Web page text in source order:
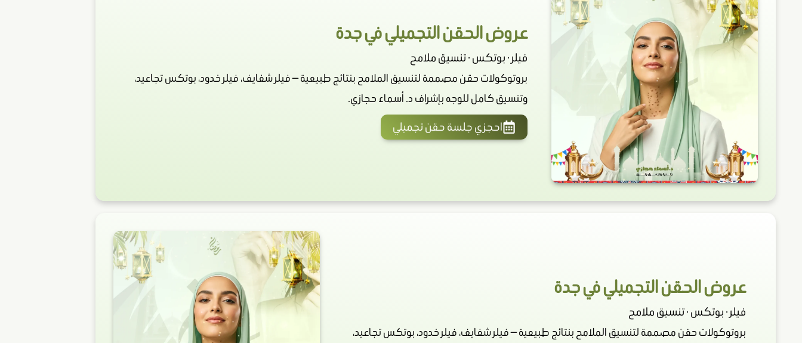
عروض الحقن التجميلي في جدة
فيلر · بوتكس · تنسيق ملامح
بروتوكولات حقن مصممة لتنسيق الملامح بنتائج طبيعية — فيلر شفايف، فيلر خدود، بوتكس تجاعيد،
وتنسيق كامل للوجه بإشراف د. أسماء حجازي.
احجزي جلسة حقن تجميلي
عروض الحقن التجميلي في جدة
فيلر · بوتكس · تنسيق ملامح
بروتوكولات حقن مصممة لتنسيق الملامح بنتائج طبيعية — فيلر شفايف، فيلر خدود، بوتكس تجاعيد،